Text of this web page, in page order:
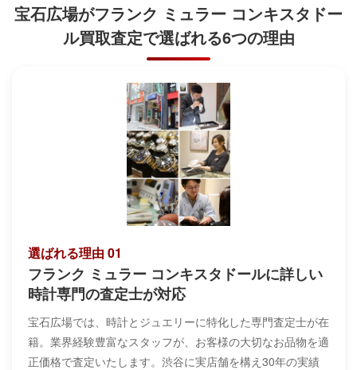
宝石広場がフランク ミュラー コンキスタドー
ル買取査定で選ばれる6つの理由
選ばれる理由 01
フランク ミュラー コンキスタドールに詳しい
時計専門の査定士が対応
宝石広場では、時計とジュエリーに特化した専門査定士が在
籍。業界経験豊富なスタッフが、お客様の大切なお品物を適
正価格で査定いたします。渋谷に実店舗を構え30年の実績